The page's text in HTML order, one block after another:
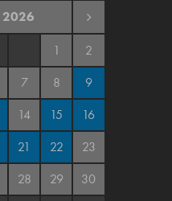
2026
1
2
7 8
9
14 15
16
21 22
23
28 29
30